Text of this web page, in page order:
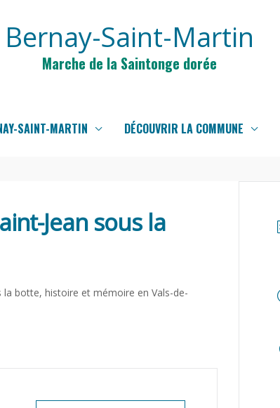
Bernay-Saint-Martin
Marche de la Saintonge dorée
SAINT-MARTIN DÉCOUVRIR LA COMMUNE
Jean sous la
la botte, histoire et mémoire en Vals-de-